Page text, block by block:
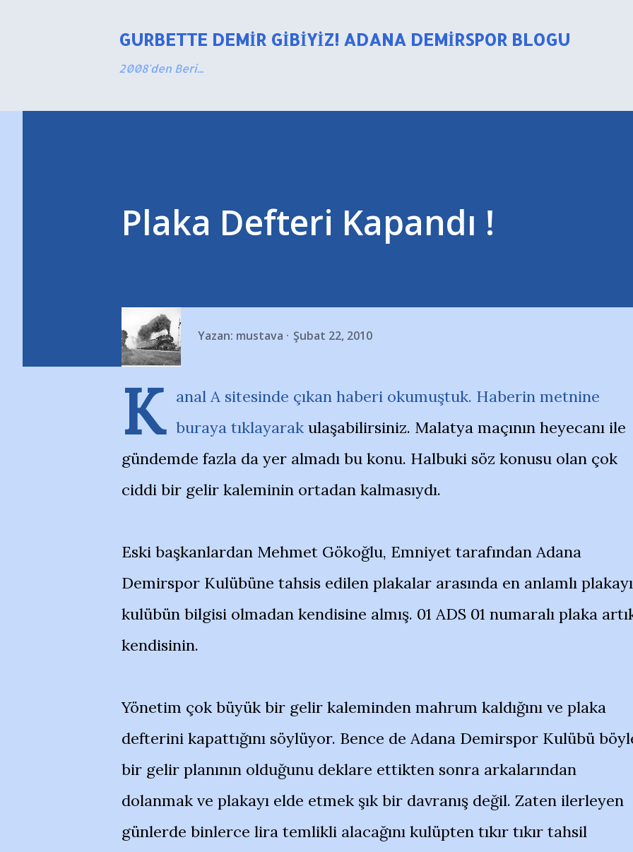
GURBETTE DEMIR GIBIYIZ! ADANA DEMIRSPOR BLOGU
2008'den Beri...
Plaka Defteri Kapandı !
Yazan: mustava Şubat 22, 2010
K
anal A sitesinde çıkan haberi okumuştuk. Haberin metnine
buraya tıklayarak ulaşabilirsiniz. Malatya maçının heyecanı ile
gündemde fazla da yer almadı bu konu. Halbuki söz konusu olan çok
ciddi bir gelir kaleminin ortadan kalmasıydı.
Eski başkanlardan Mehmet Gökoğlu, Emniyet tarafından Adana
Demirspor Kulübüne tahsis edilen plakalar arasında en anlamlı plakayı
kulübün bilgisi olmadan kendisine almış. 01 ADS 01 numaralı plaka
kendisinin.
Yönetim çok büyük bir gelir kaleminden mahrum kaldığını ve plaka
defterini kapattığını söylüyor. Bence de Adana Demirspor Kulübü
bir gelir planının olduğunu deklare ettikten sonra arkalarından
dolanmak ve plakayı elde etmek şık bir davranış değil. Zaten ilerleyen
günlerde binlerce lira temlikli alacağını kulüpten tıkır tıkır tahsil